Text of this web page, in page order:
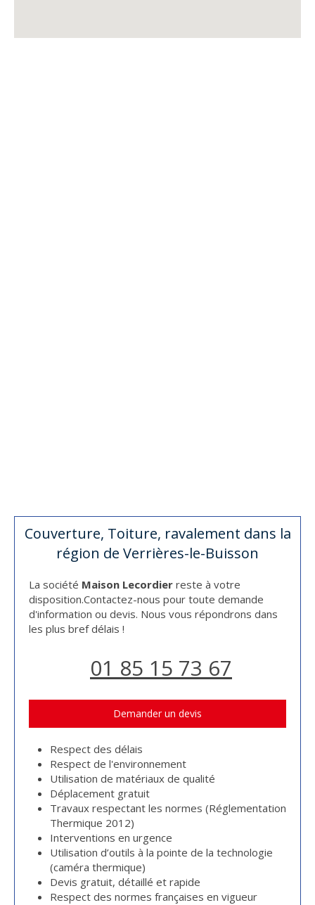
Couverture, Toiture, ravalement dans la
région de Verrières-le-Buisson
La société Maison Lecordier reste à votre
disposition.Contactez-nous pour toute demande
d'information ou devis. Nous vous répondrons dans
les plus bref délais !
01 85 15 73 67
Demander un devis
Respect des délais
Respect de l'environnement
Utilisation de matériaux de qualité
Déplacement gratuit
Travaux respectant les normes (Réglementation
Thermique 2012)
Interventions en urgence
Utilisation d’outils à la pointe de la technologie
(caméra thermique)
Devis gratuit, détaillé et rapide
Respect des normes françaises en vigueur